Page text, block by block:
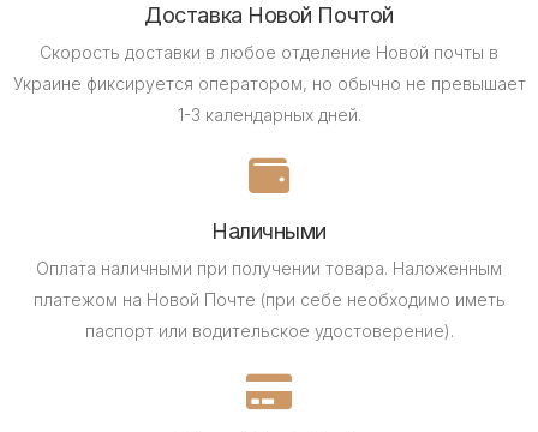
Доставка Новой Почтой
Скорость доставки в любое отделение Новой почты в
Украине фиксируется оператором, но обычно не превышает
1-3 календарных дней.
Наличными
Оплата наличными при получении товара. Наложенным
платежом на Новой Почте (при себе необходимо иметь
паспорт или водительское удостоверение).